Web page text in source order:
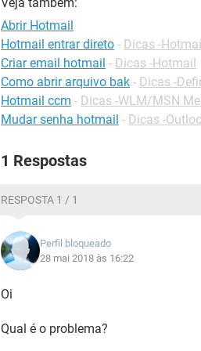
Abrir Hotmail
Hotmail entrar direto - Dicas -
Criar email hotmail - Dicas -Hotmail
Como abrir arquivo bak - Dicas -
Hotmail ccm - Dicas -WLM/MSN
Mudar senha hotmail - Dicas -
1 Respostas
RESPOSTA 1 / 1
Perfil bloqueado
28 mai 2018 às 16:22
Oi
Qual é o problema?